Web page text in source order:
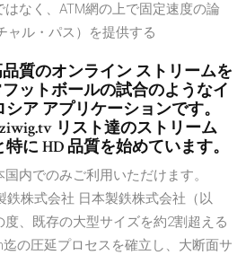
なく、ATM網の上で固定速度の論
ャル・パス）を提供する
質のオンライン ストリームを
ットボールの試合のようなイ
ア アプリケーションです。
リスト達のストリーム
に HD 品質を始めています。
内でのみご利用いただけます。
鉄株式会社 日本製鉄株式会社（以
、既存の大型サイズを約2割超える
の圧延プロセスを確立し、大断面サ